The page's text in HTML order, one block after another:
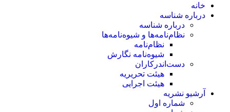
خانه
درباره شناسه
درباره شناسه
نظام‌نامه‌ها و شیوه‌نامه‌ها
نظام‌نامه
شیوه‌نامه نگارش
دست‌اندرکاران
هیئت تحریریه
هیئت اجرایی
آرشیو نشریه
شماره اول